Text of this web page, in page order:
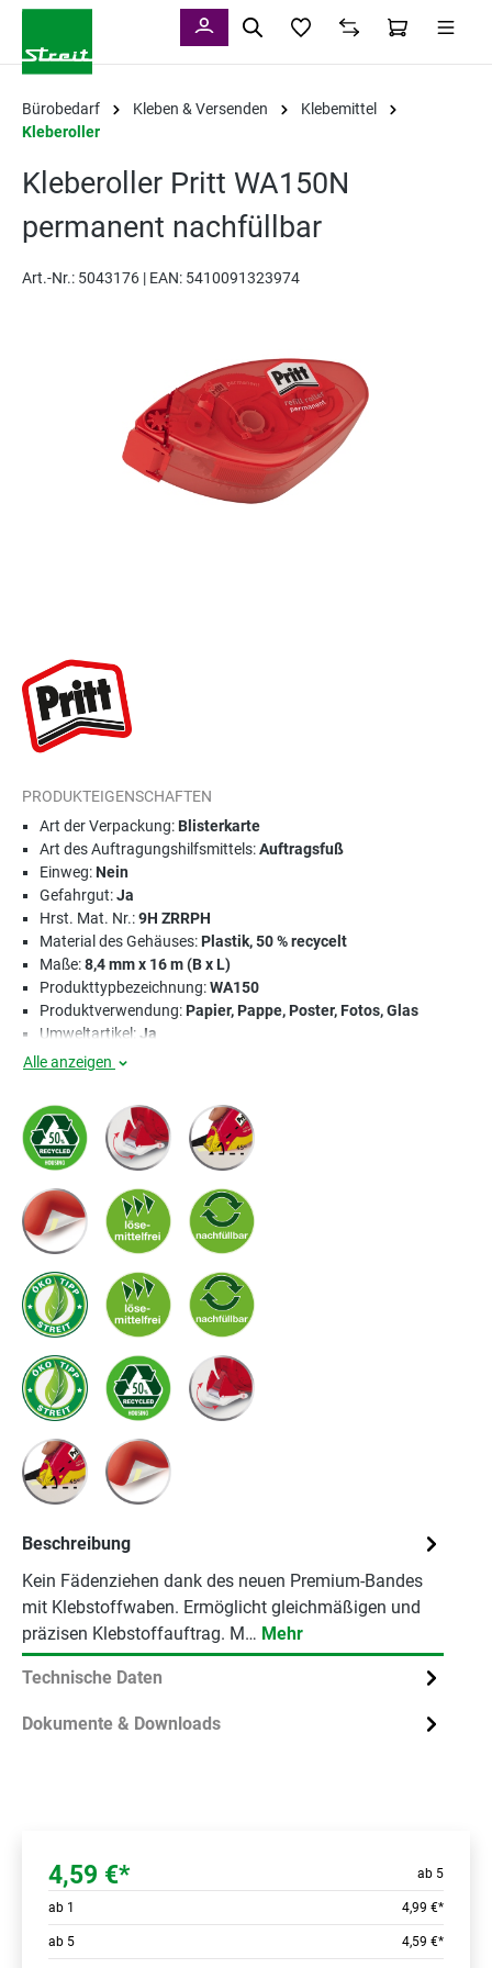
Bürobedarf Kleben & Versenden
Klebemittel
Kleberoller
Kleberoller Pritt WA150N
permanent nachfüllbar
Art.-Nr.: 5043176 | EAN: 5410091323974
PRODUKTEIGENSCHAFTEN
Art der Verpackung:Blisterkarte
Art des Auftragungshilfsmittels:Auftragsfuß
Einweg:Nein
Gefahrgut:Ja
Hrst. Mat. Nr.:9H ZRRPH
Material des Gehäuses:Plastik, 50 % recycelt
Maße:8,4 mm x 16 m (B x L)
Produkttypbezeichnung:WA150
Produktverwendung:Papier, Pappe, Poster, Fotos, Glas
Umweltartikel:Ja
Alle anzeigen
Beschreibung
Kein Fädenziehen dank des neuen Premium-Bandes
mit Klebstoffwaben. Ermöglicht gleichmäßigen und
präzisen Klebstoffauftrag. M… Mehr
Technische Daten
Dokumente & Downloads
4,59 €* ab 5
ab 1 4,99 €*
ab 5 4,59 €*